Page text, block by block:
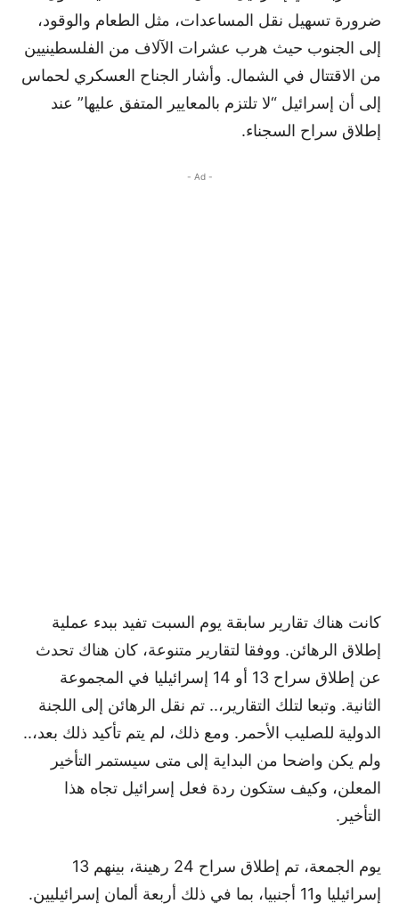
ضرورة تسهيل نقل المساعدات، مثل الطعام والوقود،
إلى الجنوب حيث هرب عشرات الآلاف من الفلسطينيين
من الاقتتال في الشمال. وأشار الجناح العسكري لحماس
إلى أن إسرائيل “لا تلتزم بالمعايير المتفق عليها” عند
إطلاق سراح السجناء.
- Ad -
كانت هناك تقارير سابقة يوم السبت تفيد ببدء عملية
إطلاق الرهائن. ووفقا لتقارير متنوعة، كان هناك تحدث
عن إطلاق سراح 13 أو 14 إسرائيليا في المجموعة
الثانية. وتبعا لتلك التقارير،.. تم نقل الرهائن إلى اللجنة
الدولية للصليب الأحمر. ومع ذلك، لم يتم تأكيد ذلك بعد،..
ولم يكن واضحا من البداية إلى متى سيستمر التأخير
المعلن، وكيف ستكون ردة فعل إسرائيل تجاه هذا
التأخير.
يوم الجمعة، تم إطلاق سراح 24 رهينة، بينهم 13
إسرائيليا و11 أجنبيا، بما في ذلك أربعة ألمان إسرائيليين.